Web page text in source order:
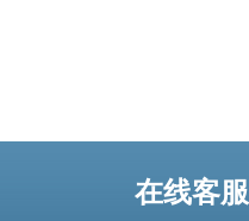
在线客服